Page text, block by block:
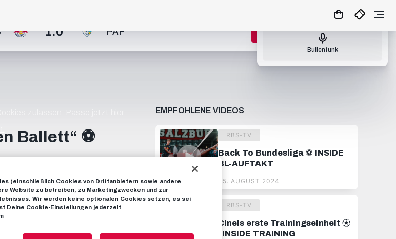
1:0 PAF ZUM MATCHCENTER
Ballett“ ⚽️
um Kylian Mbappe, Vini Jr. & Co. an
auf eine atemberaubende
Subscribe now to FC Red
FCRedBullSalzburg
www.tiktok.com/@fcredbullsalzburg
EMPFOHLENE VIDEOS
RBS-TV
Back To Bundesliga ⚽️ INSIDE
BL-AUFTAKT
05. AUGUST 2024
RBS-TV
Cinels erste Trainingseinheit ⚽︎
| INSIDE TRAINING
Nächster Bullenfunk: So., 09.08.26 17:00
Bullenfunk
(einschließlich Cookies von Drittanbietern sowie andere
Website zu betreiben, zu Marketingzwecken und zur
Wir werden keine optionalen Cookies setzen, es sei
Deine Cookie-Einstellungen jederzeit